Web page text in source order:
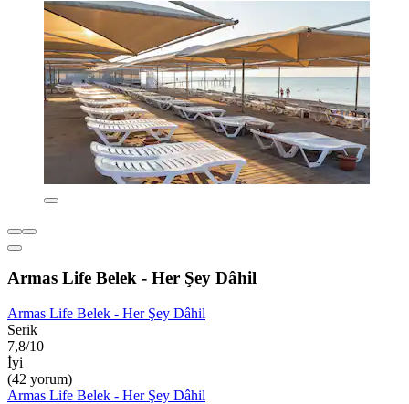
Armas Life Belek - Her Şey Dâhil
Armas Life Belek - Her Şey Dâhil
Serik
7,8/10
İyi
(42 yorum)
Armas Life Belek - Her Şey Dâhil